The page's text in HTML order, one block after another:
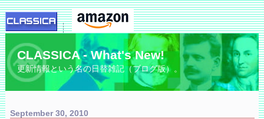
CLASSICA - What's New!
更新情報という名の日替雑記（ブログ版）。
September 30, 2010